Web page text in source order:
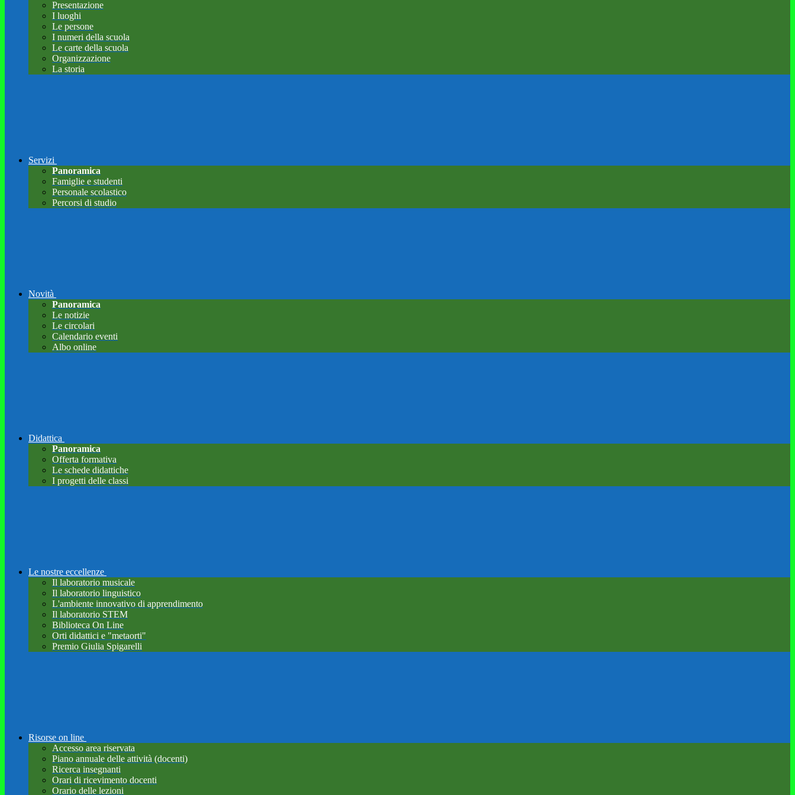
Presentazione
I luoghi
Le persone
I numeri della scuola
Le carte della scuola
Organizzazione
La storia
Servizi
Panoramica
Famiglie e studenti
Personale scolastico
Percorsi di studio
Novità
Panoramica
Le notizie
Le circolari
Calendario eventi
Albo online
Didattica
Panoramica
Offerta formativa
Le schede didattiche
I progetti delle classi
Le nostre eccellenze
Il laboratorio musicale
Il laboratorio linguistico
L'ambiente innovativo di apprendimento
Il laboratorio STEM
Biblioteca On Line
Orti didattici e "metaorti"
Premio Giulia Spigarelli
Risorse on line
Accesso area riservata
Piano annuale delle attività (docenti)
Ricerca insegnanti
Orari di ricevimento docenti
Orario delle lezioni